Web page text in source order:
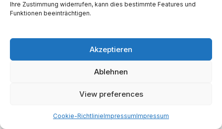
Ihre Zustimmung widerrufen, kann dies bestimmte Features und
Funktionen beeinträchtigen.
Akzeptieren
Ablehnen
View preferences
Cookie-RichtlinieImpressumImpressum
Westen ist ein Standort mit freiem Horizont in Richtung
bis Westnordwest) unerlässlich.
Lichtverschmutzung kann durch den Einsatz des
internen Lichtverschmutzungsfilters des Seestar
Galaxien bleibt die Flucht in ländliche Regionen (Eifel,